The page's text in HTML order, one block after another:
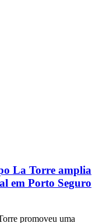
La Torre amplia
em Porto Seguro
promoveu uma